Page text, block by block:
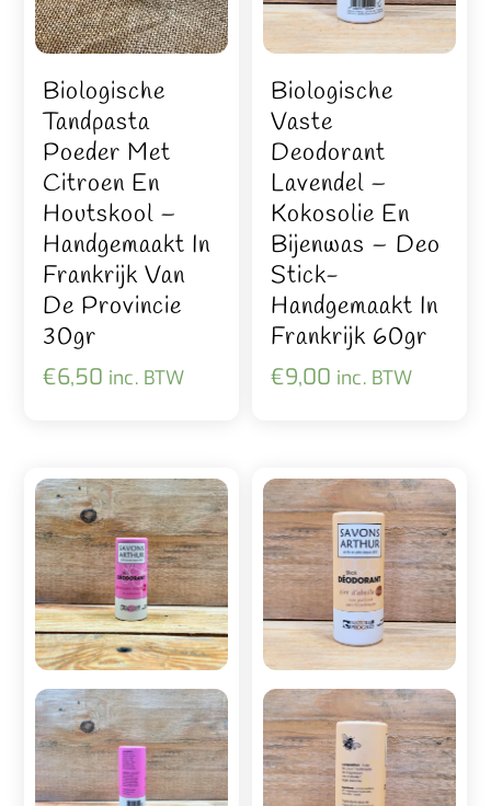
Biologische
Tandpasta
Poeder Met
Citroen En
Houtskool –
Handgemaakt In
Frankrijk Van
De Provincie
30gr
€6,50 inc. BTW
Biologische
Vaste
Deodorant
Lavendel –
Kokosolie En
Bijenwas – Deo
Stick-
Handgemaakt In
Frankrijk 60gr
€9,00 inc. BTW